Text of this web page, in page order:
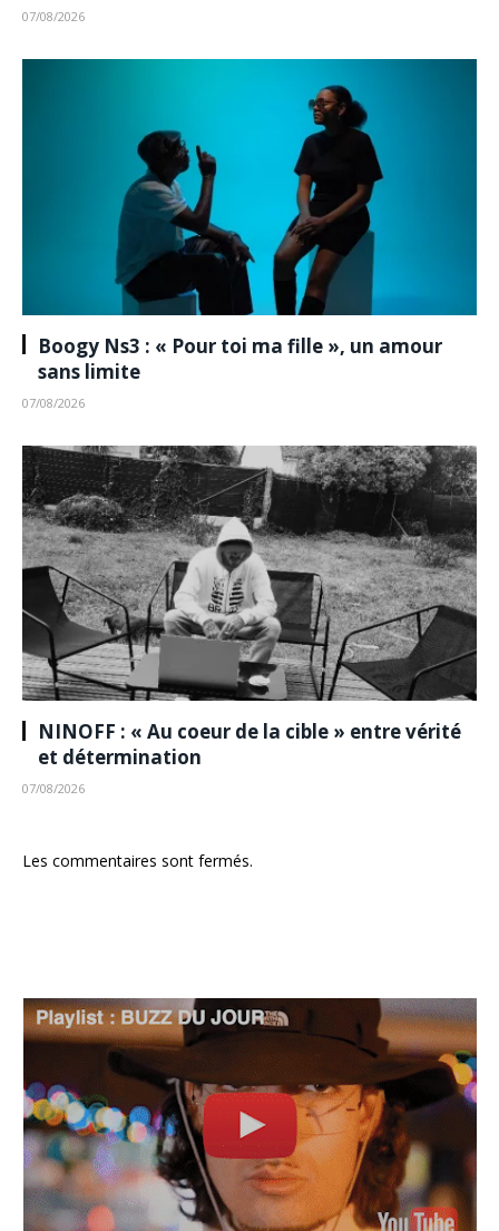
07/08/2026
Boogy Ns3 : « Pour toi ma fille », un amour
sans limite
07/08/2026
NINOFF : « Au coeur de la cible » entre vérité
et détermination
07/08/2026
Les commentaires sont fermés.